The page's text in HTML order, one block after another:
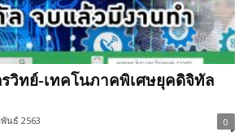
วิทย์-เทคโนภาคพิเศษยุคดิจิทัล
นธ์ 2563 0